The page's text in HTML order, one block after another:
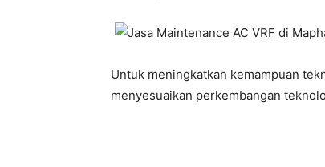
Untuk meningkatkan kemampuan
menyesuaikan perkembangan